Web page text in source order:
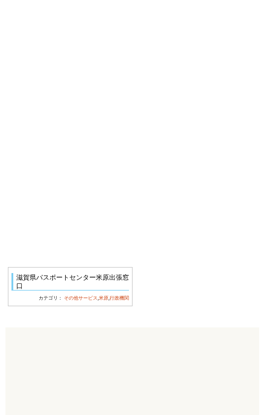
滋賀県パスポートセンター米原出張窓
口
カテゴリ：その他サービス,米原,行政機関